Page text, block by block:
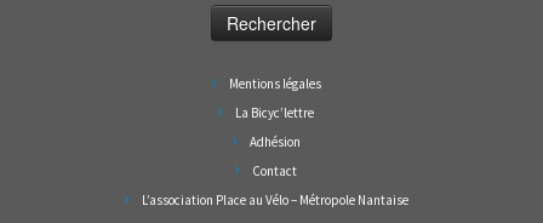
Mentions légales
La Bicyc’lettre
Adhésion
Contact
L’association Place au Vélo – Métropole Nantaise